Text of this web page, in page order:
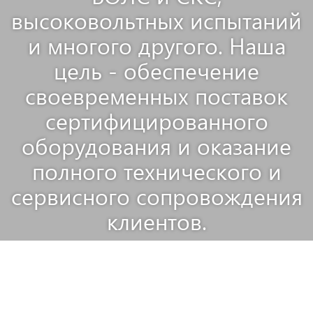
высоковольтных испытаний
и многого другого. Наша
цель - обеспечение
своевременных поставок
сертифицированного
оборудования и оказание
полного технического и
сервисного сопровождения
клиентов.